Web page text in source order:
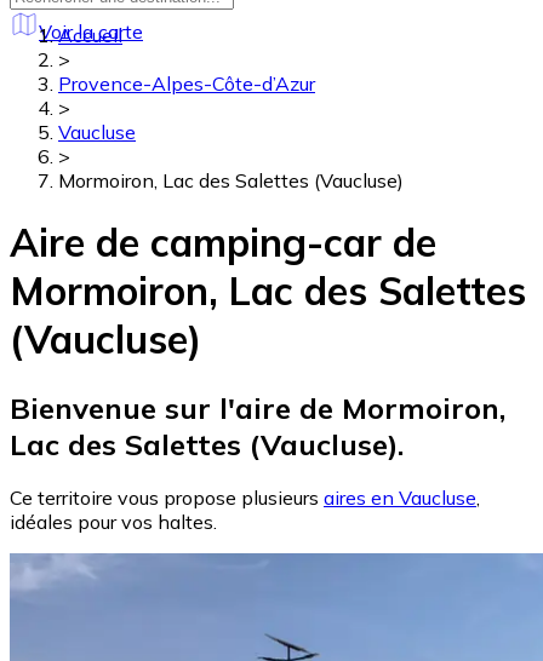
Voir la carte
Accueil
>
Provence-Alpes-Côte-d’Azur
>
Vaucluse
>
Mormoiron, Lac des Salettes (Vaucluse)
Aire de camping-car de
Mormoiron, Lac des Salettes
(Vaucluse)
Bienvenue sur l'aire de Mormoiron,
Lac des Salettes (Vaucluse).
Ce territoire vous propose plusieurs aires en Vaucluse,
idéales pour vos haltes.